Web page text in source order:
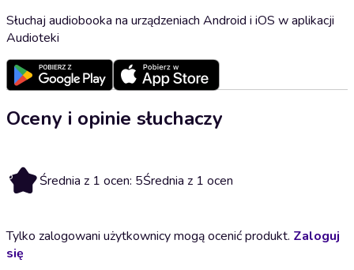
Słuchaj audiobooka na urządzeniach Android i iOS w aplikacji
Audioteki
Oceny i opinie słuchaczy
5 Średnia z 1 ocen: 5Średnia z 1 ocen
Tylko zalogowani użytkownicy mogą ocenić produkt. Zaloguj
się